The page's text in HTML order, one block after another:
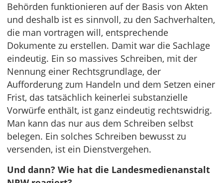
Behörden funktionieren auf der Basis von Akten
und deshalb ist es sinnvoll, zu den Sachverhalten,
die man vortragen will, entsprechende
Dokumente zu erstellen. Damit war die Sachlage
eindeutig. Ein so massives Schreiben, mit der
Nennung einer Rechtsgrundlage, der
Aufforderung zum Handeln und dem Setzen einer
Frist, das tatsächlich keinerlei substanzielle
Vorwürfe enthält, ist ganz eindeutig rechtswidrig.
Man kann das nur aus dem Schreiben selbst
belegen. Ein solches Schreiben bewusst zu
versenden, ist ein Dienstvergehen.
Und dann? Wie hat die Landesmedienanstalt